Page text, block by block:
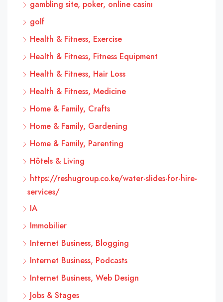
gambling site, poker, online casinı
golf
Health & Fitness, Exercise
Health & Fitness, Fitness Equipment
Health & Fitness, Hair Loss
Health & Fitness, Medicine
Home & Family, Crafts
Home & Family, Gardening
Home & Family, Parenting
Hôtels & Living
https://reshugroup.co.ke/water-slides-for-hire-
services/
IA
Immobilier
Internet Business, Blogging
Internet Business, Podcasts
Internet Business, Web Design
Jobs & Stages